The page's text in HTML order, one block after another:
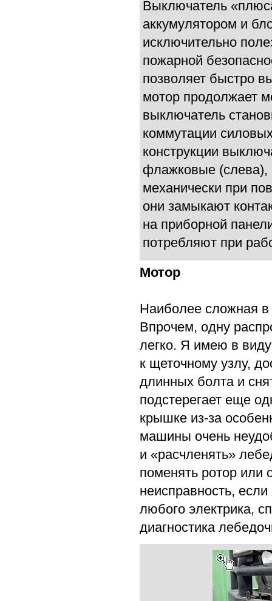
Выключатель
аккумулятором и
исключительно
пожарной
позволяет быстро
мотор продолжает
выключатель
коммутации
конструкции
флажковые (слева),
механически при
они замыкают
на приборной
потребляют при
Мотор
Наиболее сложная в
Впрочем, одну
легко. Я имею в
к щеточному узлу,
длинных болта и
подстерегает еще
крышке из-за
машины очень
и «расчленять»
поменять ротор или
неисправность,
любого электрика,
диагностика